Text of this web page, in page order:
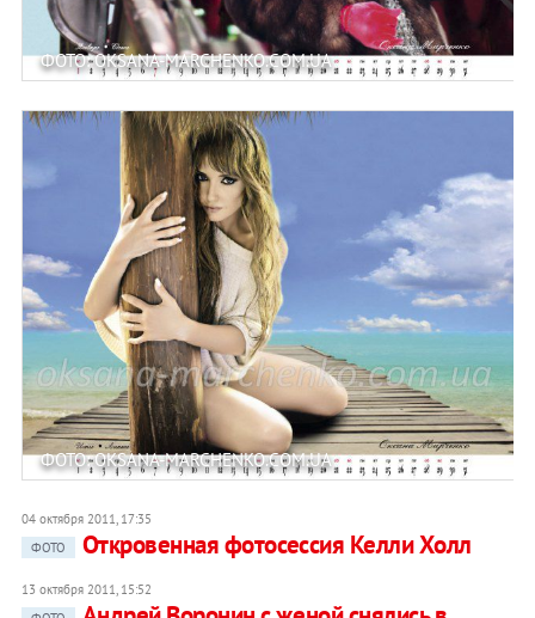
ФОТО: OKSANA-MARCHENKO.COM.UA
ФОТО: OKSANA-MARCHENKO.COM.UA
04 октября 2011, 17:35
ФОТО
Откровенная фотосессия Келли Холл
13 октября 2011, 15:52